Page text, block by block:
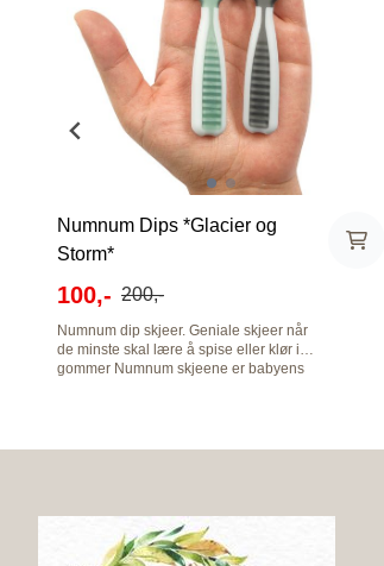
Numnum Dips *Glacier og
Storm*
100,- 200,-
Numnum dip skjeer. Geniale skjeer når
de minste skal lære å spise eller klør i
gommer Numnum skjeene er babyens
skjeen med knotter holder på tynnere
lindrer såre gummer når tenner er på vei